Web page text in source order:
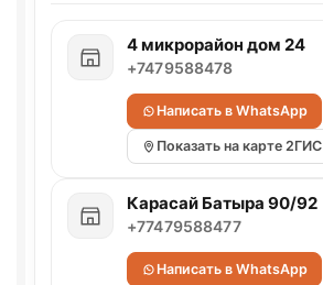
4 микрорайон дом 24
+7479588478
Написать в WhatsApp
Показать на карте 2ГИС
Карасай Батыра 90/92
+77479588477
Написать в WhatsApp